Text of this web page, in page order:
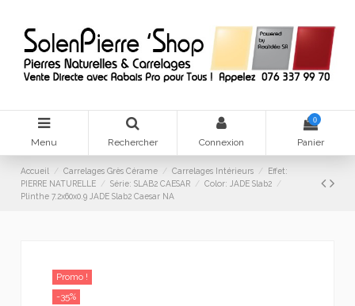
Menu Rechercher Connexion
0
Panier
Accueil Carrelages Grès Cérame Carrelages Intérieurs
Effet:
PIERRE NATURELLE
Série: SLAB2 CAESAR
Color: JADE Slab2
Plinthe 7.2x60x0.9 JADE Slab2 Caesar NA
Promo !
-35%